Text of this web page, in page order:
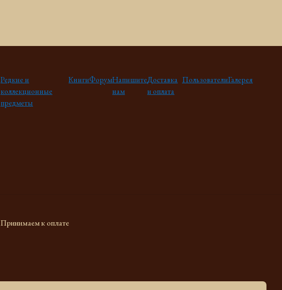
Редкие и
коллекционные
предметы
КнигиФорумНапишите
нам
Доставка
и оплата
ПользователиГалерея
Принимаем к оплате